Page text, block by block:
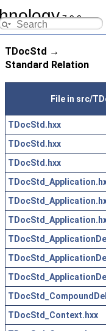
7.9.0
TDocStd →
Standard Relation
File in src/
TDocStd.hxx
TDocStd.hxx
TDocStd.hxx
TDocStd_Context.hxx